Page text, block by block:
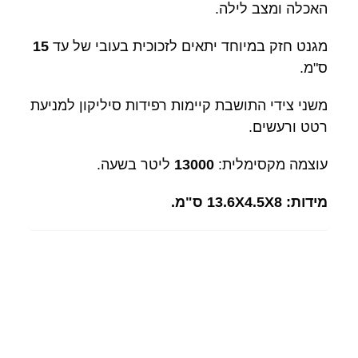
האכלה ומצב לילה.
מגנט חזק במיוחד יתאים לזכוכית בעובי של עד 15
ס"מ.
משני צידי התושבת קיימות רפידות סיליקון למניעת
רטט ורעשים.
עוצמה מקסימלית: 13000 ליטר בשעה.
מידות: 13.6X4.5X8 ס"מ.